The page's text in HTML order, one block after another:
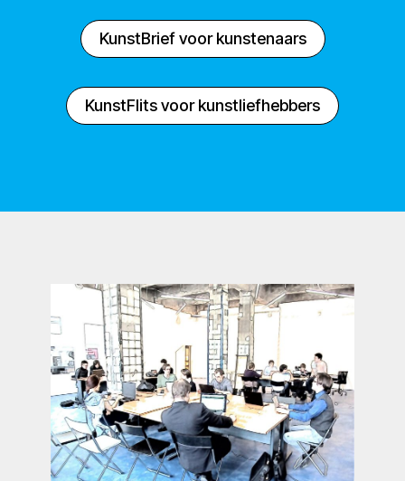
KunstBrief voor kunstenaars
KunstFlits voor kunstliefhebbers